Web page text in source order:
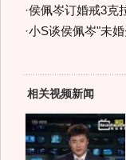
·侯佩岑订婚戒3克
·小S谈侯佩岑"未
相关视频新闻